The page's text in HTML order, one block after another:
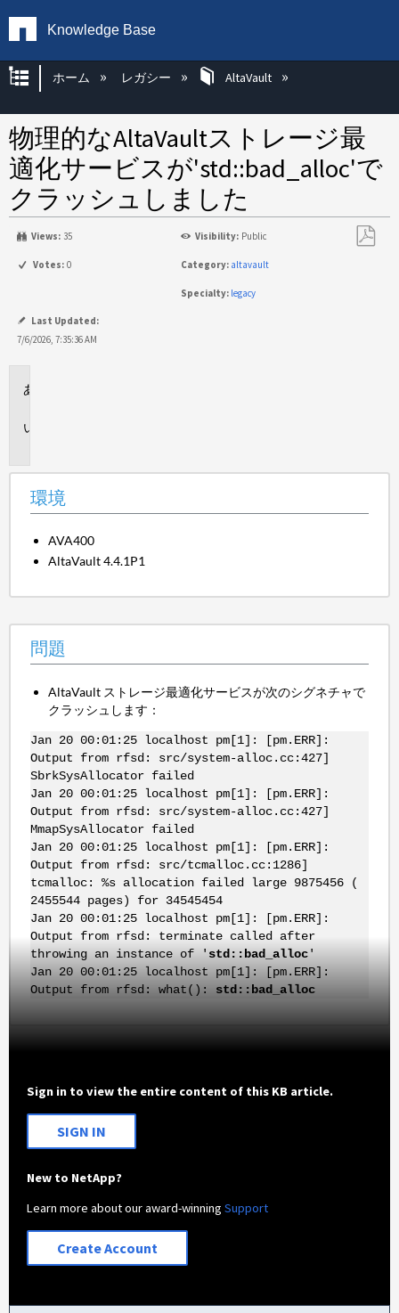
Knowledge Base
グローバル階層を展開/折りたたむ
ホーム レガシー AltaVault
物理的なAltaVaultストレージ最
適化サービスが'std::bad_alloc'で
クラッシュしました
Views: 35 Visibility: Public
Votes: 0 Category: altavault
Specialty: legacy
Last Updated:
7/6/2026, 7:35:36 AM
環境
AVA400
AltaVault 4.4.1P1
問題
AltaVault ストレージ最適化サービスが次のシグネチャで
クラッシュします：
Jan 20 00:01:25 localhost pm[1]: [pm.ERR]:
Output from rfsd: src/system-alloc.cc:427]
SbrkSysAllocator failed
Jan 20 00:01:25 localhost pm[1]: [pm.ERR]:
Output from rfsd: src/system-alloc.cc:427]
MmapSysAllocator failed
Jan 20 00:01:25 localhost pm[1]: [pm.ERR]:
Output from rfsd: src/tcmalloc.cc:1286]
tcmalloc: %s allocation failed large 9875456 (
2455544 pages) for 34545454
Jan 20 00:01:25 localhost pm[1]: [pm.ERR]:
Output from rfsd: terminate called after
throwing an instance of ' std::bad_alloc'
Jan 20 00:01:25 localhost pm[1]: [pm.ERR]:
Output from rfsd: what(): std::bad_alloc
Sign in to view the entire content of this KB article.
SIGN IN
New to NetApp?
Learn more about our award-winningSupport
Create Account